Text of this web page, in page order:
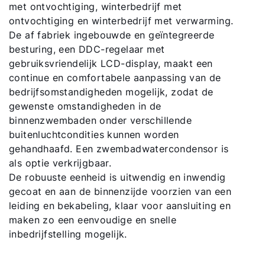
met ontvochtiging, winterbedrijf met
ontvochtiging en winterbedrijf met verwarming.
De af fabriek ingebouwde en geïntegreerde
besturing, een DDC-regelaar met
gebruiksvriendelijk LCD-display, maakt een
continue en comfortabele aanpassing van de
bedrijfsomstandigheden mogelijk, zodat de
gewenste omstandigheden in de
binnenzwembaden onder verschillende
buitenluchtcondities kunnen worden
gehandhaafd. Een zwembadwatercondensor is
als optie verkrijgbaar.
De robuuste eenheid is uitwendig en inwendig
gecoat en aan de binnenzijde voorzien van een
leiding en bekabeling, klaar voor aansluiting en
maken zo een eenvoudige en snelle
inbedrijfstelling mogelijk.
Downloads
Service App